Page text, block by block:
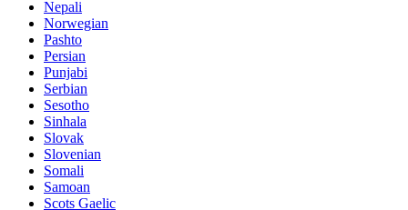
Nepali
Norwegian
Pashto
Persian
Punjabi
Serbian
Sesotho
Sinhala
Slovak
Slovenian
Somali
Samoan
Scots Gaelic